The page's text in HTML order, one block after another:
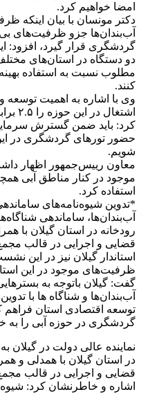
امضا خواهیم کرد.
دکتر مونسان با بیان اینکه
آب‌بندان‌ها جزو ظرفیت‌های
گردشگری قرار گیرد، افزود:
دو دستگاه در استان‌های مختلف،
مطلوب نسبت به استفاده
کنند.
وی با اشاره به اهمیت
کرد: باید ضمن گسترش
حضور تورهای گردشگری در
شویم.
معاون رییس‌جمهور اظهار
موجود در کنار مناطق آبی
استفاده کرد.
*تدوین شیوه‌نامه‌های
آب‌بندان‌ها، ساماندهی
رودخانه در استان گیلان با
قضایی و اجرایی در قالب‌
استاندار گیلان نیز در این
ظرفیت‌های موجود در این
گفت: گیلان باتوجه به
آب‌بندان‌ها و شناگاه ها با
توسعه اقتصادی استان
گردشگری در حوزه آبی را به
نماینده عالی دولت در گیلان
در استان گیلان با همدلی و
قضایی و اجرایی در قالب‌
اشاره و خاطرنشان کرد: